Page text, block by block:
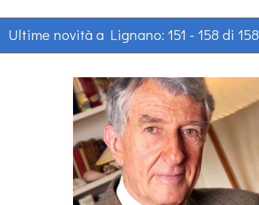
Ultime novità a Lignano: 151 - 158 di 158